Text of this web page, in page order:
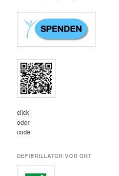
click
oder
code
DEFIBRILLATOR VOR ORT